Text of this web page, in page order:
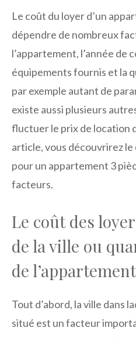
Le coût du loyer d’un
dépendre de nombreux
l’appartement, l’année de
équipements fournis et la
par exemple autant de
existe aussi plusieurs
fluctuer le prix de location
article, vous découvrirez
pour un appartement 3
facteurs.
Le coût des
de la ville ou
de l’appartement
Tout d’abord, la ville dans
situé est un facteur